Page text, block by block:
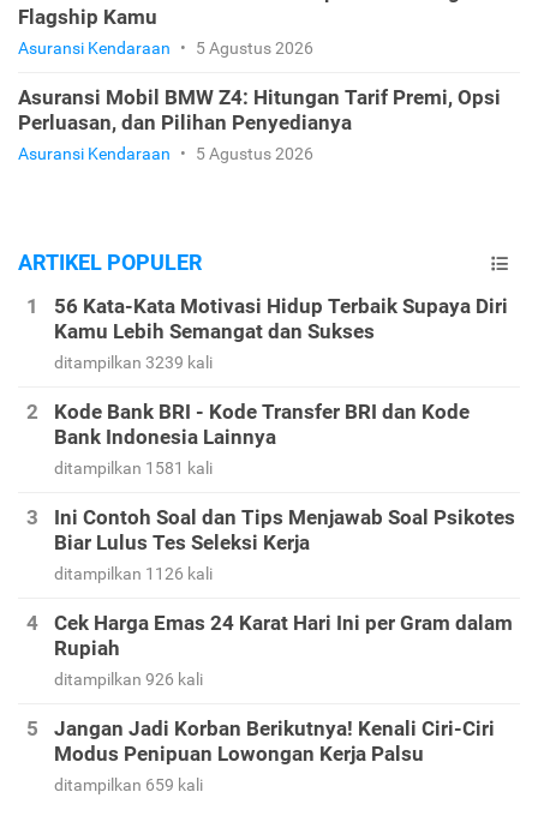
Flagship Kamu
Asuransi Kendaraan • 5 Agustus 2026
Asuransi Mobil BMW Z4: Hitungan Tarif Premi, Opsi
Perluasan, dan Pilihan Penyedianya
Asuransi Kendaraan • 5 Agustus 2026
ARTIKEL POPULER
56 Kata-Kata Motivasi Hidup Terbaik Supaya Diri
Kamu Lebih Semangat dan Sukses
ditampilkan 3239 kali
Kode Bank BRI - Kode Transfer BRI dan Kode
Bank Indonesia Lainnya
ditampilkan 1581 kali
Ini Contoh Soal dan Tips Menjawab Soal Psikotes
Biar Lulus Tes Seleksi Kerja
ditampilkan 1126 kali
Cek Harga Emas 24 Karat Hari Ini per Gram dalam
Rupiah
ditampilkan 926 kali
Jangan Jadi Korban Berikutnya! Kenali Ciri-Ciri
Modus Penipuan Lowongan Kerja Palsu
ditampilkan 659 kali